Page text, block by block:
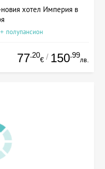
хотел Империя в
полупансион
77.20
€ / 150.99
лв.